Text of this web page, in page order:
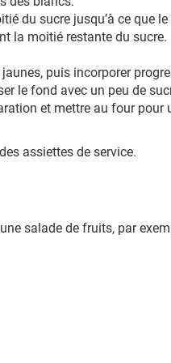
du sucre jusqu’à ce que
la moitié restante du sucre.
puis incorporer
le fond avec un peu de
et mettre au four pour
assiettes de service.
salade de fruits, par